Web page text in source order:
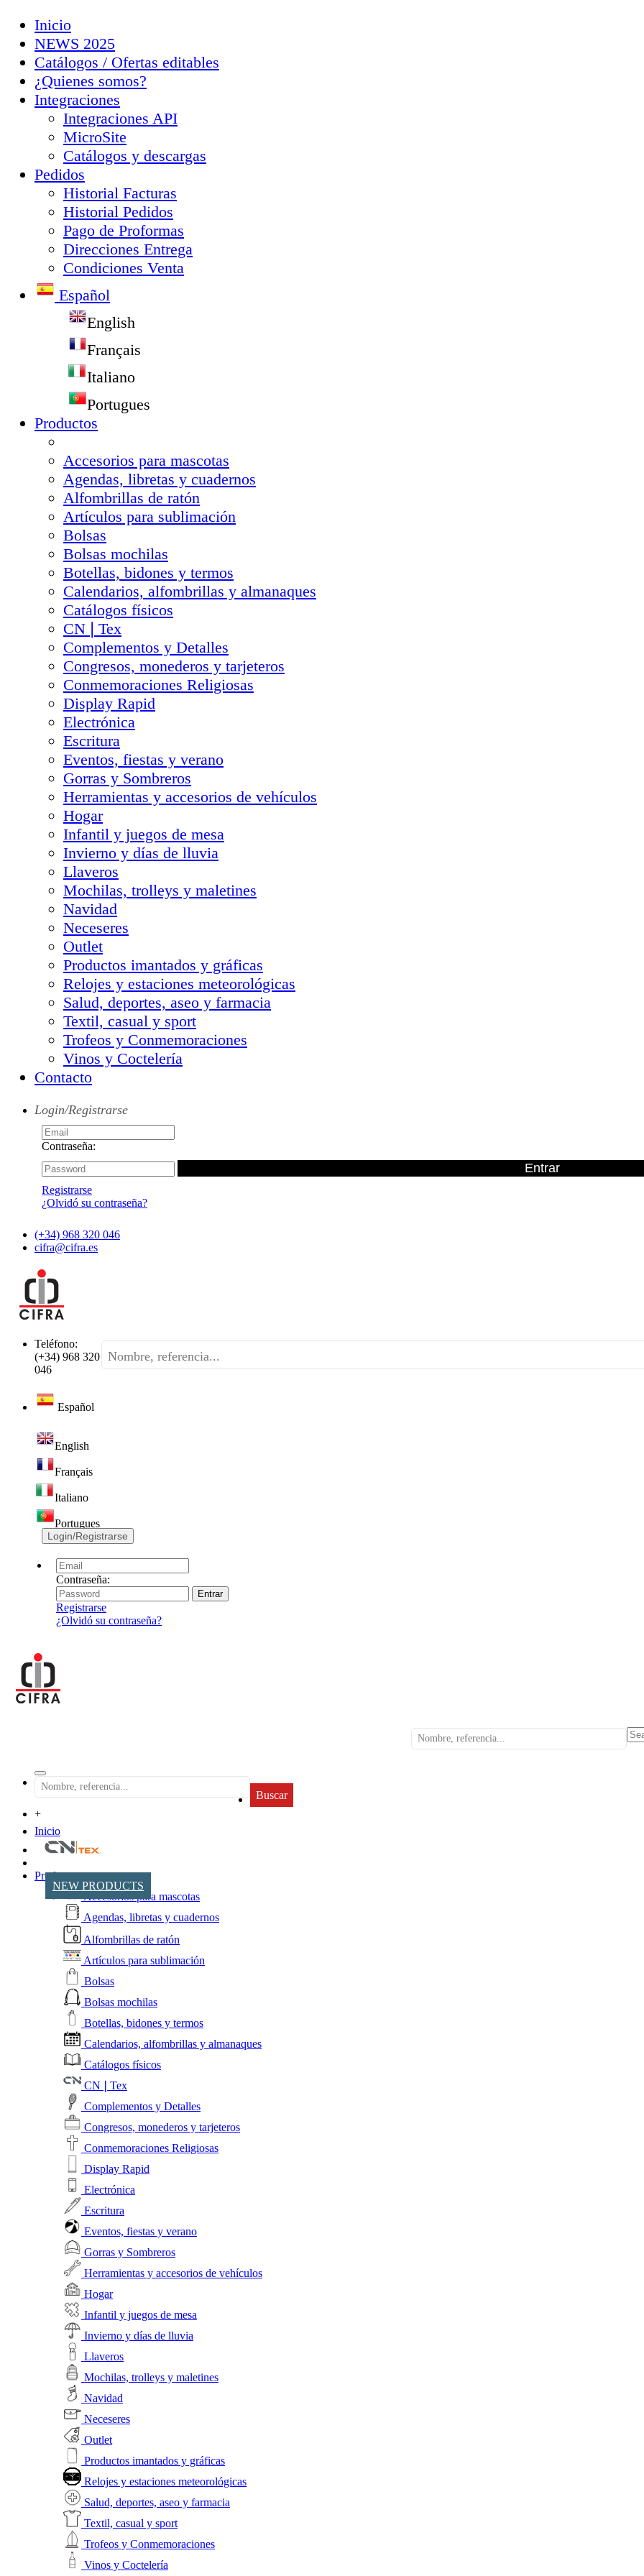
Inicio
NEWS 2025
Catálogos / Ofertas editables
¿Quienes somos?
Integraciones
Integraciones API
MicroSite
Catálogos y descargas
Pedidos
Historial Facturas
Historial Pedidos
Pago de Proformas
Direcciones Entrega
Condiciones Venta
Español
English
Français
Italiano
Portugues
Productos
Accesorios para mascotas
Agendas, libretas y cuadernos
Alfombrillas de ratón
Artículos para sublimación
Bolsas
Bolsas mochilas
Botellas, bidones y termos
Calendarios, alfombrillas y almanaques
Catálogos físicos
CN❘Tex
Complementos y Detalles
Congresos, monederos y tarjeteros
Conmemoraciones Religiosas
Display Rapid
Electrónica
Escritura
Eventos, fiestas y verano
Gorras y Sombreros
Herramientas y accesorios de vehículos
Hogar
Infantil y juegos de mesa
Invierno y días de lluvia
Llaveros
Mochilas, trolleys y maletines
Navidad
Neceseres
Outlet
Productos imantados y gráficas
Relojes y estaciones meteorológicas
Salud, deportes, aseo y farmacia
Textil, casual y sport
Trofeos y Conmemoraciones
Vinos y Coctelería
Contacto
Login/Registrarse
Contraseña:
Registrarse
¿Olvidó su contraseña?
(+34) 968 320 046
cifra@cifra.es
Teléfono:
(+34) 968 320
046
Español
English
Français
Italiano
Portugues
Login/Registrarse
Contraseña:
Registrarse
¿Olvidó su contraseña?
Buscar
+
Inicio
NEW PRODUCTS
Productos
Accesorios para mascotas
Agendas, libretas y cuadernos
Alfombrillas de ratón
Artículos para sublimación
Bolsas
Bolsas mochilas
Botellas, bidones y termos
Calendarios, alfombrillas y almanaques
Catálogos físicos
CN❘Tex
Complementos y Detalles
Congresos, monederos y tarjeteros
Conmemoraciones Religiosas
Display Rapid
Electrónica
Escritura
Eventos, fiestas y verano
Gorras y Sombreros
Herramientas y accesorios de vehículos
Hogar
Infantil y juegos de mesa
Invierno y días de lluvia
Llaveros
Mochilas, trolleys y maletines
Navidad
Neceseres
Outlet
Productos imantados y gráficas
Relojes y estaciones meteorológicas
Salud, deportes, aseo y farmacia
Textil, casual y sport
Trofeos y Conmemoraciones
Vinos y Coctelería